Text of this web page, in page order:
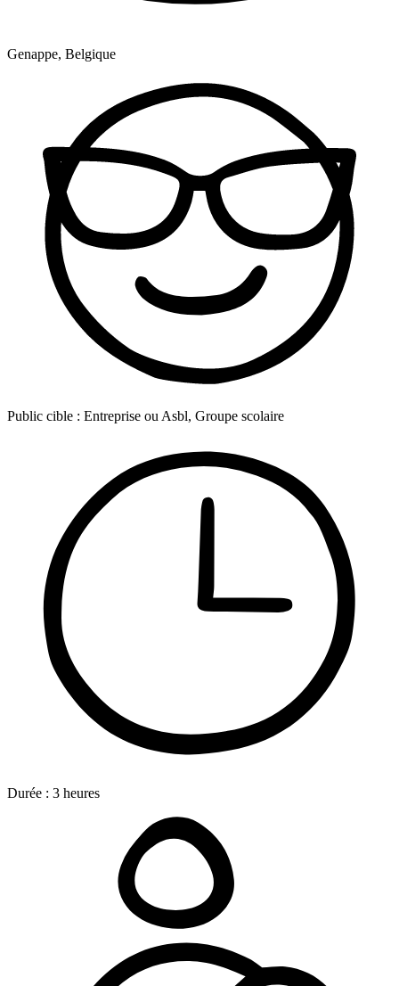
Genappe, Belgique
Public cible : Entreprise ou Asbl, Groupe scolaire
Durée : 3 heures